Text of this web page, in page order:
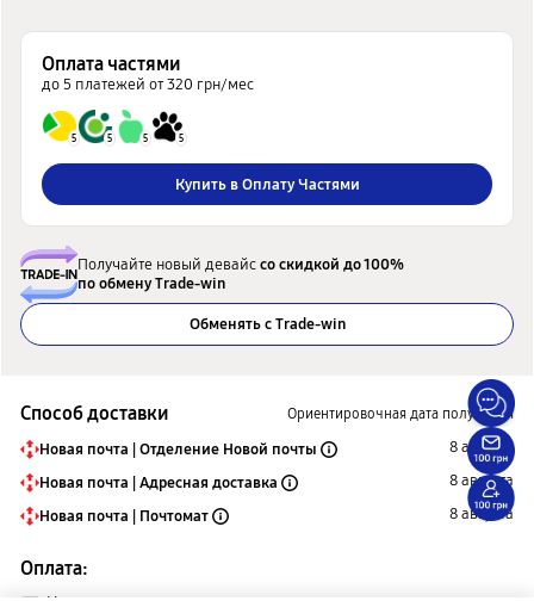
Оплата частями
до 5 платежей от 320 грн/мес
5 5 5 5
Купить в Оплату Частями
Получайте новый девайссо скидкой до 100%
по обмену Trade-win
Обменять с Trade-win
Способ доставки Ориентировочная дата получения
Новая почта | Отделение Новой почты
8 августа
Новая почта | Адресная доставка
8 августа
Новая почта | Почтомат
8 августа
Оплата: